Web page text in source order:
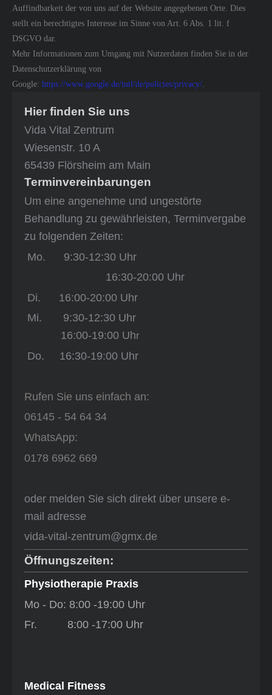
Auffindbarkeit der von uns auf der Website angegebenen Orte. Dies
stellt ein berechtigtes Interesse im Sinne von Art. 6 Abs. 1 lit. f
DSGVO dar.
Mehr Informationen zum Umgang mit Nutzerdaten finden Sie in der
Datenschutzerklärung von
Google: https://www.google.de/intl/de/policies/privacy/
Hier finden Sie uns
Vida Vital Zentrum
Wiesenstr. 10 A
65439 Flörsheim am Main
Terminvereinbarungen
Um eine angenehme und ungestörte
Behandlung zu gewährleisten, Terminvergabe
zu folgenden Zeiten:
Mo. 9:30-12:30 Uhr
16:30-20:00 Uhr
Di.
16:00-20:00 Uhr
Mi. 9:30-12:30 Uhr
16:00-19:00 Uhr
Do. 16:30-19:00 Uhr
Rufen Sie uns einfach an:
06145 - 54 64 34
WhatsApp:
0178 6962 669
​​oder melden Sie sich direkt über unsere e-
mail adresse
vida-vital-zentrum@gmx.de
Öffnungszeiten:
Physiotherapie Praxis
Mo - Do: 8:00 -19:00 Uhr
Fr. 8:00 -17:00 Uhr
Medical Fitness